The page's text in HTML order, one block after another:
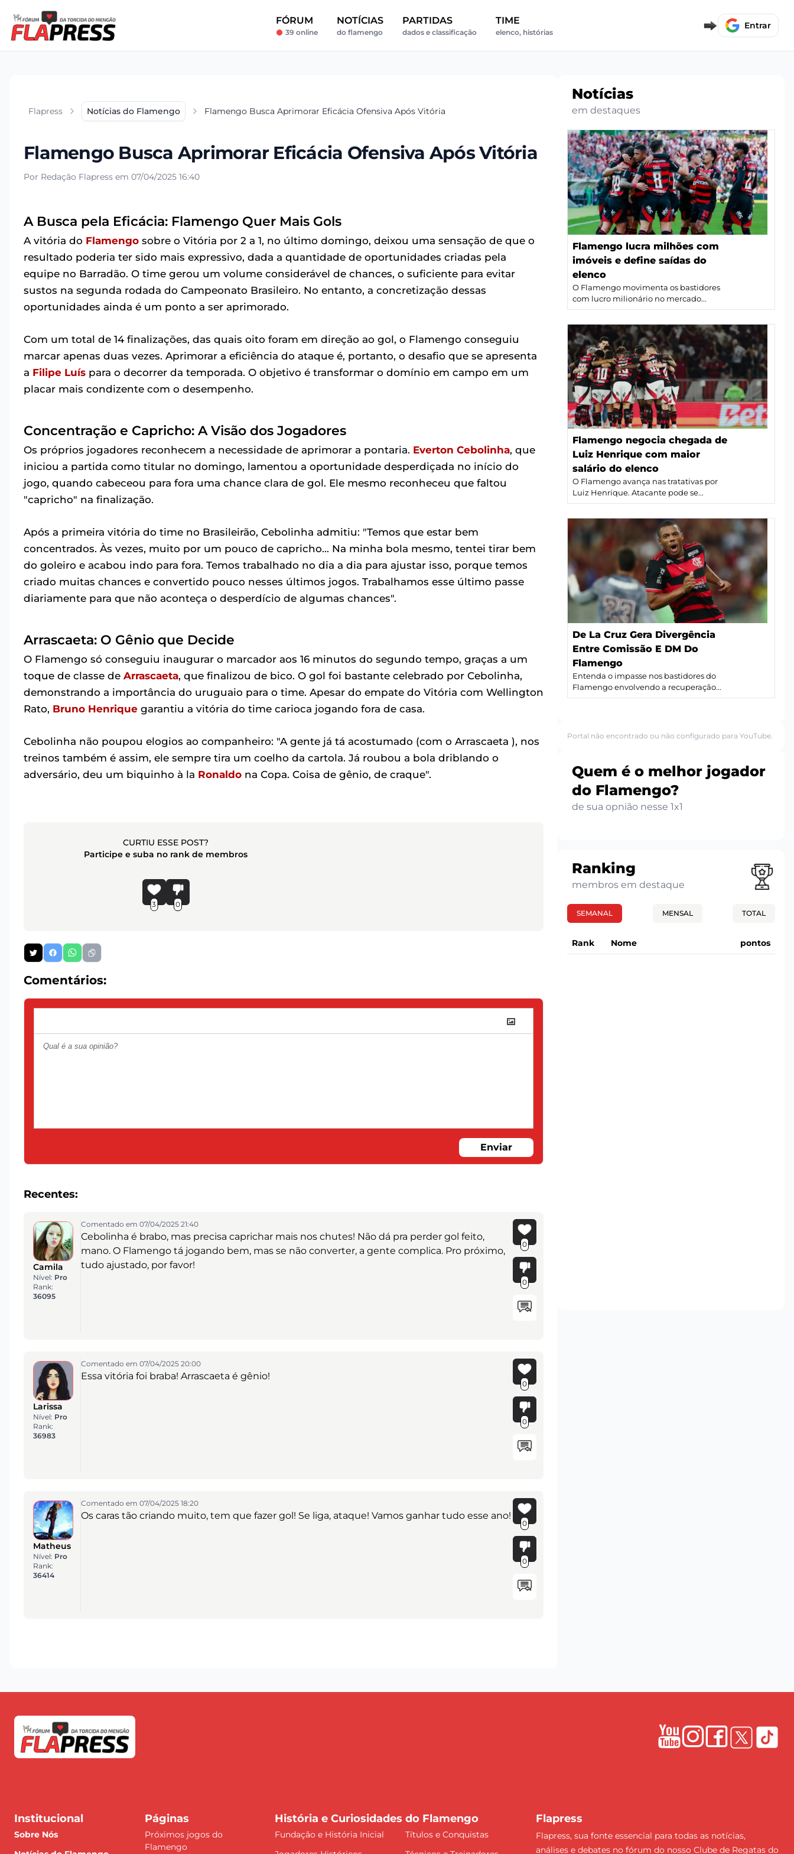
FÓRUM
39 online
NOTÍCIAS
do flamengo
PARTIDAS
dados e classificação
TIME
elenco, histórias
Entrar
Flapress Notícias do Flamengo Flamengo Busca Aprimorar Eficácia Ofensiva Após Vitória
Flamengo Busca Aprimorar Eficácia Ofensiva Após Vitória
Por Redação Flapress em 07/04/2025 16:40
A Busca pela Eficácia: Flamengo Quer Mais Gols
A vitória do Flamengo sobre o Vitória por 2 a 1, no último domingo, deixou uma sensação de que o
resultado poderia ter sido mais expressivo, dada a quantidade de oportunidades criadas pela
equipe no Barradão. O time gerou um volume considerável de chances, o suficiente para evitar
sustos na segunda rodada do Campeonato Brasileiro. No entanto, a concretização dessas
oportunidades ainda é um ponto a ser aprimorado.
Com um total de 14 finalizações, das quais oito foram em direção ao gol, o Flamengo conseguiu
marcar apenas duas vezes. Aprimorar a eficiência do ataque é, portanto, o desafio que se apresenta
a Filipe Luís para o decorrer da temporada. O objetivo é transformar o domínio em campo em um
placar mais condizente com o desempenho.
Concentração e Capricho: A Visão dos Jogadores
Os próprios jogadores reconhecem a necessidade de aprimorar a pontaria. Everton Cebolinha, que
iniciou a partida como titular no domingo, lamentou a oportunidade desperdiçada no início do
jogo, quando cabeceou para fora uma chance clara de gol. Ele mesmo reconheceu que faltou
"capricho" na finalização.
Após a primeira vitória do time no Brasileirão, Cebolinha admitiu: "Temos que estar bem
concentrados. Às vezes, muito por um pouco de capricho... Na minha bola mesmo, tentei tirar bem
do goleiro e acabou indo para fora. Temos trabalhado no dia a dia para ajustar isso, porque temos
criado muitas chances e convertido pouco nesses últimos jogos. Trabalhamos esse último passe
diariamente para que não aconteça o desperdício de algumas chances".
Arrascaeta: O Gênio que Decide
O Flamengo só conseguiu inaugurar o marcador aos 16 minutos do segundo tempo, graças a um
toque de classe de Arrascaeta, que finalizou de bico. O gol foi bastante celebrado por Cebolinha,
demonstrando a importância do uruguaio para o time. Apesar do empate do Vitória com Wellington
Rato, Bruno Henrique garantiu a vitória do time carioca jogando fora de casa.
Cebolinha não poupou elogios ao companheiro: "A gente já tá acostumado (com o Arrascaeta ), nos
treinos também é assim, ele sempre tira um coelho da cartola. Já roubou a bola driblando o
adversário, deu um biquinho à la Ronaldo na Copa. Coisa de gênio, de craque".
CURTIU ESSE POST?
Participe e suba no rank de membros
3 0
Comentários:
Enviar
Recentes:
Camila
Nível: Pro
Rank:
36095
Comentado em 07/04/2025 21:40
Cebolinha é brabo, mas precisa caprichar mais nos chutes! Não dá pra perder gol feito,
mano. O Flamengo tá jogando bem, mas se não converter, a gente complica. Pro próximo,
tudo ajustado, por favor!
0
0
Larissa
Nível: Pro
Rank:
36983
Comentado em 07/04/2025 20:00
Essa vitória foi braba! Arrascaeta é gênio!
0
0
Matheus
Nível: Pro
Rank:
36414
Comentado em 07/04/2025 18:20
Os caras tão criando muito, tem que fazer gol! Se liga, ataque! Vamos ganhar tudo esse ano!
0
0
Notícias
em destaques
Flamengo lucra milhões com
imóveis e define saídas do
elenco
O Flamengo movimenta os bastidores
com lucro milionário no mercado...
Flamengo negocia chegada de
Luiz Henrique com maior
salário do elenco
O Flamengo avança nas tratativas por
Luiz Henrique. Atacante pode se...
De La Cruz Gera Divergência
Entre Comissão E DM Do
Flamengo
Entenda o impasse nos bastidores do
Flamengo envolvendo a recuperação...
Portal não encontrado ou não configurado para YouTube.
Quem é o melhor jogador
do Flamengo?
de sua opnião nesse 1x1
Ranking
membros em destaque
SEMANAL MENSAL TOTAL
Rank Nome pontos
Institucional
Sobre Nós
Páginas
Próximos jogos do
Flamengo
História e Curiosidades do Flamengo
Fundação e História Inicial
Títulos e Conquistas
Flapress
Flapress, sua fonte essencial para todas as notícias,
análises e debates no fórum do nosso Clube de Regatas do